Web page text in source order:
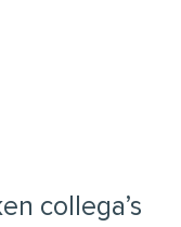
collega’s